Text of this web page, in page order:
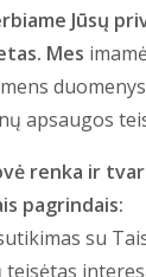
Jūsų
Mes
apsaugos
renka ir
pagrindais:
su
teisėtas